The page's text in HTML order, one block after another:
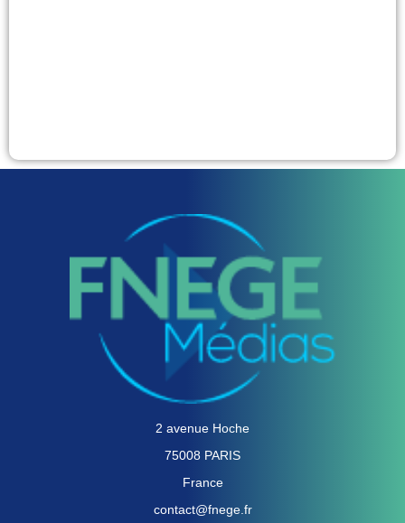
2 avenue Hoche
75008 PARIS
France
contact@fnege.fr